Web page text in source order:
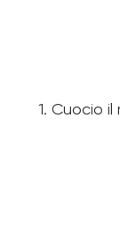
1. Cuocio